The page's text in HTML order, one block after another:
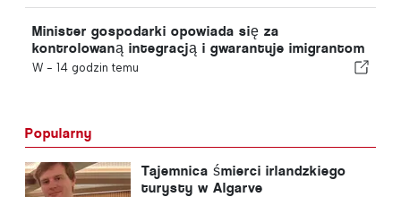
Minister gospodarki opowiada się za
kontrolowaną integracją i gwarantuje imigrantom
przyspieszoną ścieżkę procedury
W - 14 godzin temu
Popularny
Tajemnica śmierci irlandzkiego
turysty w Algarve